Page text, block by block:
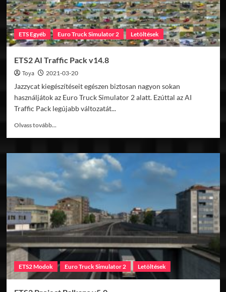
ETS Egyéb Euro Truck Simulator 2 Letöltések
ETS2 AI Traffic Pack v14.8
Toya 2021-03-20
Jazzycat kiegészítéseit egészen biztosan nagyon sokan
használjátok az Euro Truck Simulator 2 alatt. Ezúttal az AI
Traffic Pack legújabb változatát...
Olvass tovább...
ETS2
Traffic
Pack
v14.8
ETS2 Modok Euro Truck Simulator 2 Letöltések